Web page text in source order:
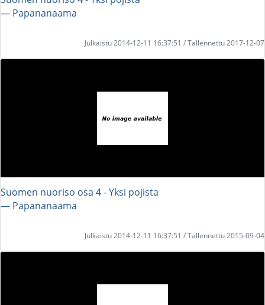
― Papananaama
Julkaistu 2014-12-11 16:37:51 / Tallennettu 2017-12-07
Suomen nuoriso osa 4 - Yksi pojista
― Papananaama
Julkaistu 2014-12-11 16:37:51 / Tallennettu 2015-09-04